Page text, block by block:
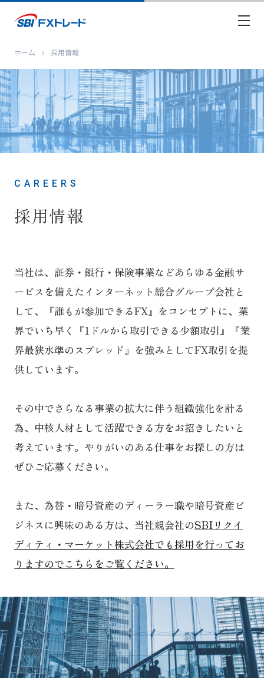
ホーム 採用情報
CAREERS
採用情報
当社は、証券・銀行・保険事業などあらゆる金融サ
ービスを備えたインターネット総合グループ会社と
して、『誰もが参加できるFX』をコンセプトに、業
界でいち早く『1ドルから取引できる少額取引』『業
界最狭水準のスプレッド』を強みとしてFX取引を提
供しています。
その中でさらなる事業の拡大に伴う組織強化を計る
為、中核人材として活躍できる方をお招きしたいと
考えています。やりがいのある仕事をお探しの方は
ぜひご応募ください。
また、為替・暗号資産のディーラー職や暗号資産ビ
ジネスに興味のある方は、当社親会社のSBIリクイ
ディティ・マーケット株式会社でも採用を行ってお
りますのでこちらをご覧ください。